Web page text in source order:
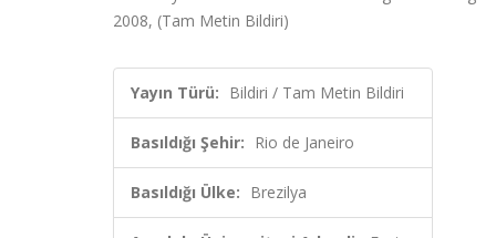
2008, (Tam Metin Bildiri)
Yayın Türü: Bildiri / Tam Metin Bildiri
Basıldığı Şehir: Rio de Janeiro
Basıldığı Ülke: Brezilya